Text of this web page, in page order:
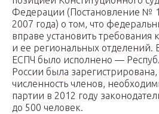
Федерации (Постановление №
2007 года) о том, что
вправе установить требования
и ее региональных отделений.
ЕСПЧ было исполнено —
России была
численность членов,
партии в 2012 году
до 500 человек.